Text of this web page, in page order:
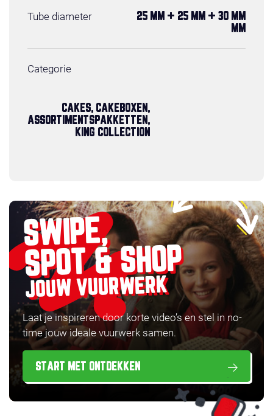
Tube diameter
25 MM + 25 MM + 30 MM
MM
Categorie
CAKES, CAKEBOXEN,
ASSORTIMENTSPAKKETTEN,
KING COLLECTION
SWIPE,
SPOT & SHOP
JOUW VUURWERK
Laat je inspireren door korte video’s en stel in no-
time jouw ideale vuurwerk samen.
START MET ONTDEKKEN